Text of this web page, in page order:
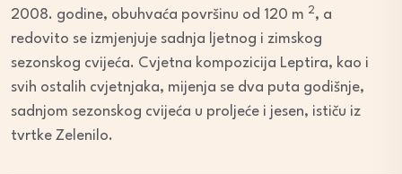
2008. godine, obuhvaća površinu od 120 m 2, a
redovito se izmjenjuje sadnja ljetnog i zimskog
sezonskog cvijeća. Cvjetna kompozicija Leptira, kao i
svih ostalih cvjetnjaka, mijenja se dva puta godišnje,
sadnjom sezonskog cvijeća u proljeće i jesen, ističu iz
tvrtke Zelenilo.